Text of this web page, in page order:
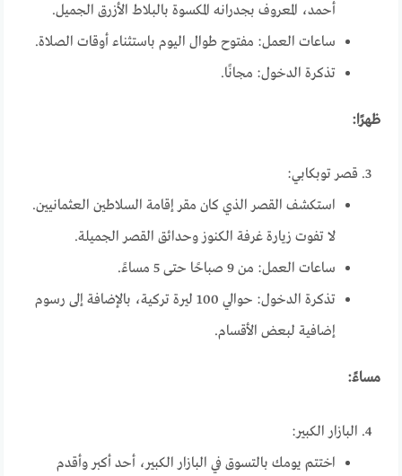
أحمد، المعروف بجدرانه المكسوة بالبلاط الأزرق الجميل.
ساعات العمل: مفتوح طوال اليوم باستثناء أوقات الصلاة.
تذكرة الدخول: مجانًا.
ظهرًا:
قصر توبكابي:
استكشف القصر الذي كان مقر إقامة السلاطين العثمانيين.
لا تفوت زيارة غرفة الكنوز وحدائق القصر الجميلة.
ساعات العمل: من 9 صباحًا حتى 5 مساءً.
تذكرة الدخول: حوالي 100 ليرة تركية، بالإضافة إلى رسوم
إضافية لبعض الأقسام.
مساءً:
البازار الكبير:
اختتم يومك بالتسوق في البازار الكبير، أحد أكبر وأقدم